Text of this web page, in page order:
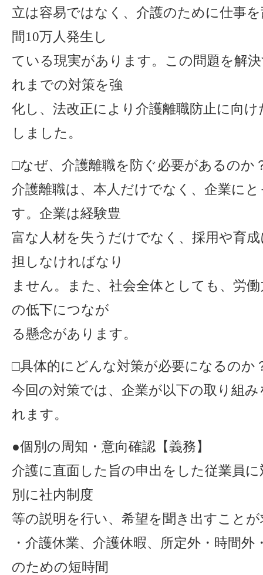
立は容易ではなく、介護のために仕事
間10万人発生し
ている現実があります。この問題を解
れまでの対策を強
化し、法改正により介護離職防止に向
しました。
□なぜ、介護離職を防ぐ必要があるのか
介護離職は、本人だけでなく、企業に
す。企業は経験豊
富な人材を失うだけでなく、採用や育
担しなければなり
ません。また、社会全体としても、労
の低下につなが
る懸念があります。
□具体的にどんな対策が必要になるのか
今回の対策では、企業が以下の取り組
れます。
●個別の周知・意向確認【義務】
介護に直面した旨の申出をした従業員
別に社内制度
等の説明を行い、希望を聞き出すこと
・介護休業、介護休暇、所定外・時間
のための短時間